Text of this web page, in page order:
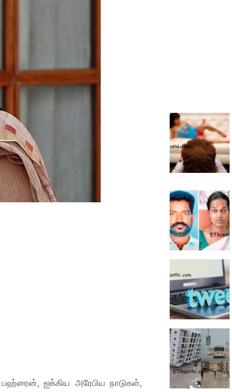
பஹ்ரைன், ஐக்கிய அரேபிய நாடுகள்,